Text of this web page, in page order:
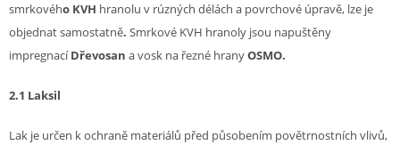
smrkového KVH hranolu v rúzných délách a povrchové úpravě, lze je
objednat samostatně. Smrkové KVH hranoly jsou napuštěny
impregnacíDřevosan a vosk na řezné hranyOSMO.
2.1 Laksil
Lak je určen k ochraně materiálů před působením povětrnostních vlivů,